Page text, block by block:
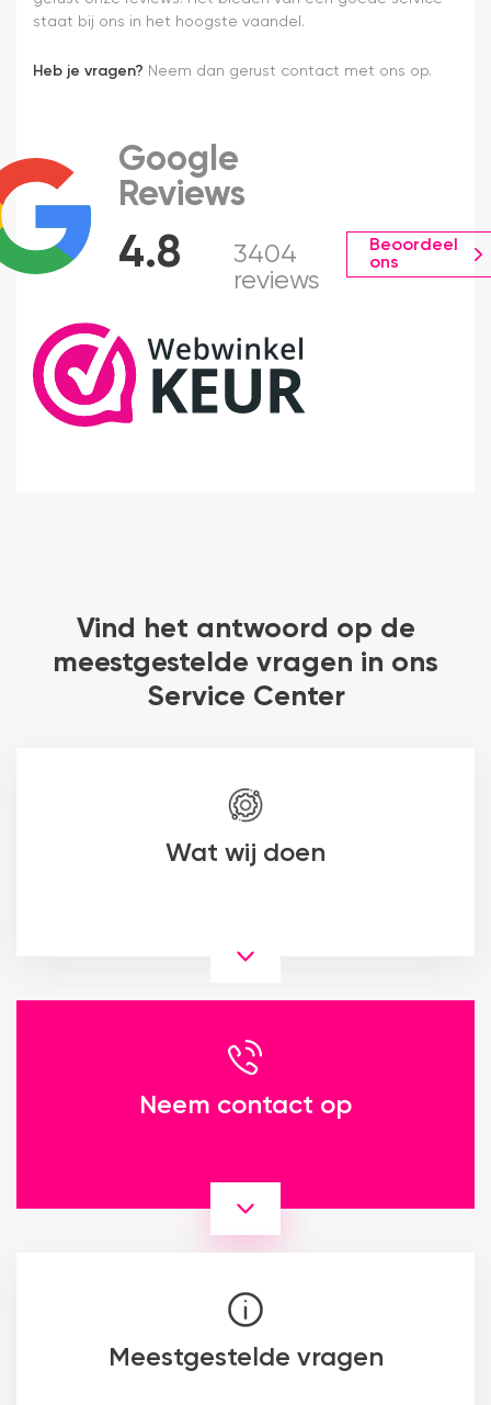
staat bij ons in het hoogste vaandel.
Heb je vragen? Neem dan gerust contact met ons op.
4.8
Google
Reviews
3404
reviews
Beoordeel
ons
Vind het antwoord op de
meestgestelde vragen in ons
Service Center
Wat wij doen
Neem contact op
Meestgestelde vragen